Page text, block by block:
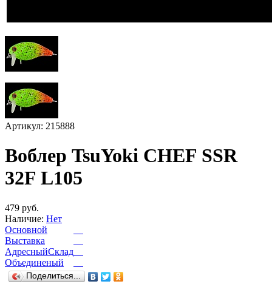
Артикул: 215888
Воблер TsuYoki CHEF SSR
32F L105
479 руб.
Наличие: Нет
Основной
Выставка
АдресныйСклад
Объединеный
Поделиться...